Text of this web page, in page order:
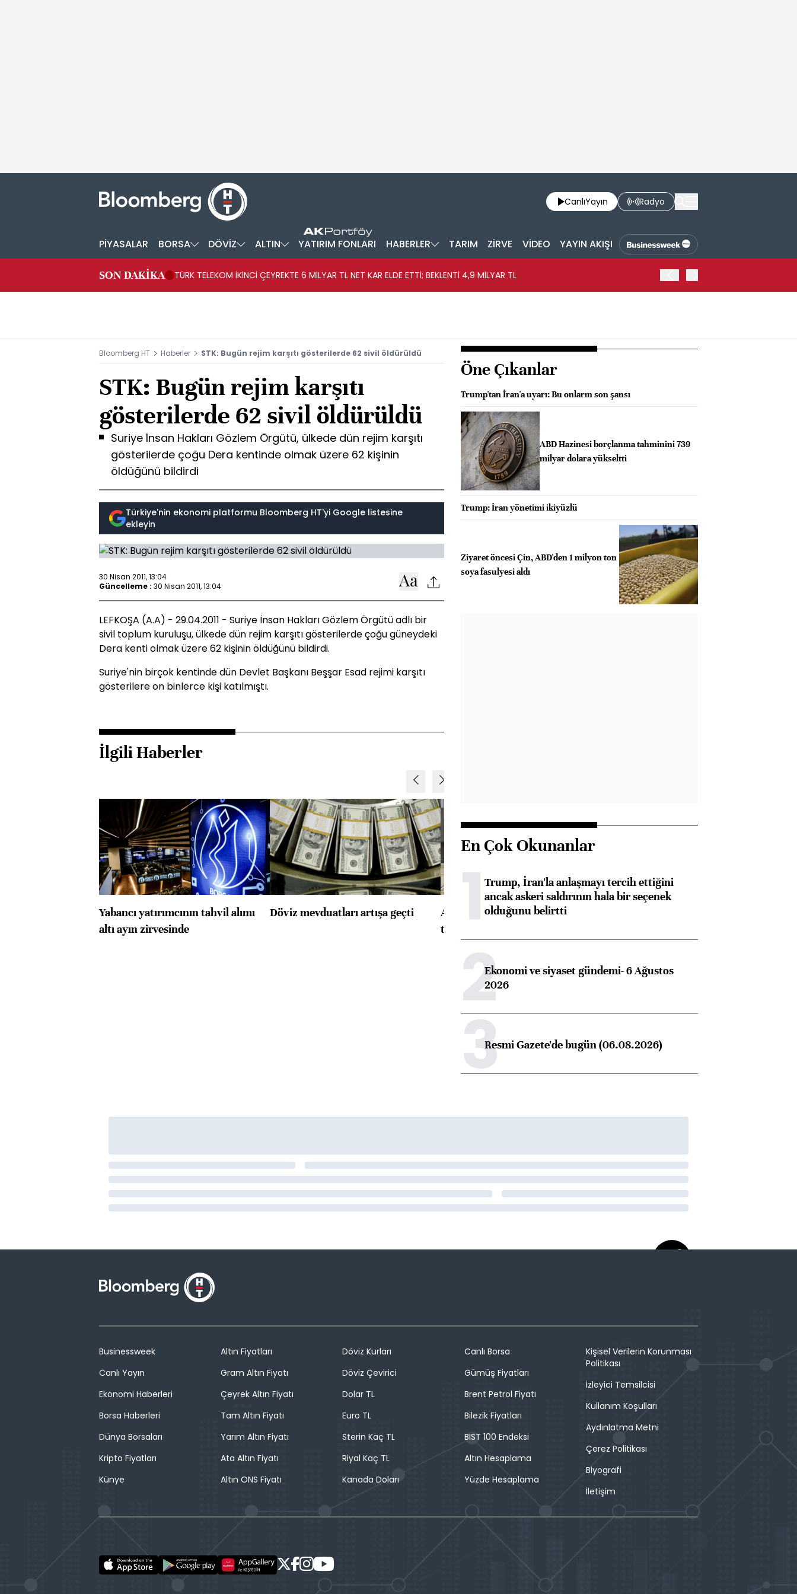
CanlıYayın Radyo
PİYASALAR BORSA DÖVİZ ALTIN YATIRIM FONLARI HABERLER TARIM ZİRVE VİDEO YAYIN AKIŞI
SON DAKİKA TÜRK TELEKOM İKİNCİ ÇEYREKTE 6 MİLYAR TL NET KAR ELDE ETTİ; BEKLENTİ 4,9 MİLYAR TL
Bloomberg HT Haberler STK: Bugün rejim karşıtı gösterilerde 62 sivil öldürüldü
STK: Bugün rejim karşıtı
gösterilerde 62 sivil öldürüldü
Suriye İnsan Hakları Gözlem Örgütü, ülkede dün rejim karşıtı
gösterilerde çoğu Dera kentinde olmak üzere 62 kişinin
öldüğünü bildirdi
Türkiye'nin ekonomi platformu Bloomberg HT'yi Google listesine
ekleyin
30 Nisan 2011, 13:04
Güncelleme : 30 Nisan 2011, 13:04
LEFKOŞA (A.A) - 29.04.2011 - Suriye İnsan Hakları Gözlem Örgütü adlı bir
sivil toplum kuruluşu, ülkede dün rejim karşıtı gösterilerde çoğu güneydeki
Dera kenti olmak üzere 62 kişinin öldüğünü bildirdi.
Suriye'nin birçok kentinde dün Devlet Başkanı Beşşar Esad rejimi karşıtı
gösterilere on binlerce kişi katılmıştı.
İlgili Haberler
Yabancı yatırımcının tahvil alımı
altı ayın zirvesinde
Döviz mevduatları artışa geçti
ABD'de konut başlangıçları
toparlandı
Öne Çıkanlar
Trump'tan İran'a uyarı: Bu onların son şansı
ABD Hazinesi borçlanma tahminini 739
milyar dolara yükseltti
Trump: İran yönetimi ikiyüzlü
Ziyaret öncesi Çin, ABD'den 1 milyon ton
soya fasulyesi aldı
En Çok Okunanlar
1Trump, İran'la anlaşmayı tercih ettiğini
ancak askeri saldırının hala bir seçenek
olduğunu belirtti
2Ekonomi ve siyaset gündemi- 6 Ağustos
2026
3Resmi Gazete'de bugün (06.08.2026)
Businessweek
Canlı Yayın
Ekonomi Haberleri
Borsa Haberleri
Dünya Borsaları
Kripto Fiyatları
Künye
Altın Fiyatları
Gram Altın Fiyatı
Çeyrek Altın Fiyatı
Tam Altın Fiyatı
Yarım Altın Fiyatı
Ata Altın Fiyatı
Altın ONS Fiyatı
Döviz Kurları
Döviz Çevirici
Dolar TL
Euro TL
Sterin Kaç TL
Riyal Kaç TL
Kanada Doları
Canlı Borsa
Gümüş Fiyatları
Brent Petrol Fiyatı
Bilezik Fiyatları
BIST 100 Endeksi
Altın Hesaplama
Yüzde Hesaplama
Kişisel Verilerin Korunması
Politikası
İzleyici Temsilcisi
Kullanım Koşulları
Aydınlatma Metni
Çerez Politikası
Biyografi
İletişim